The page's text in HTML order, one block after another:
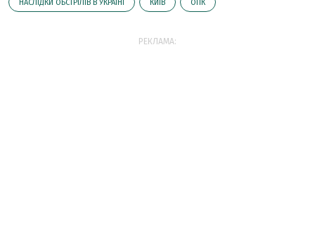
НАСЛІДКИ ОБСТРІЛІВ В УКРАЇНІ КИЇВ ОПК
РЕКЛАМА: